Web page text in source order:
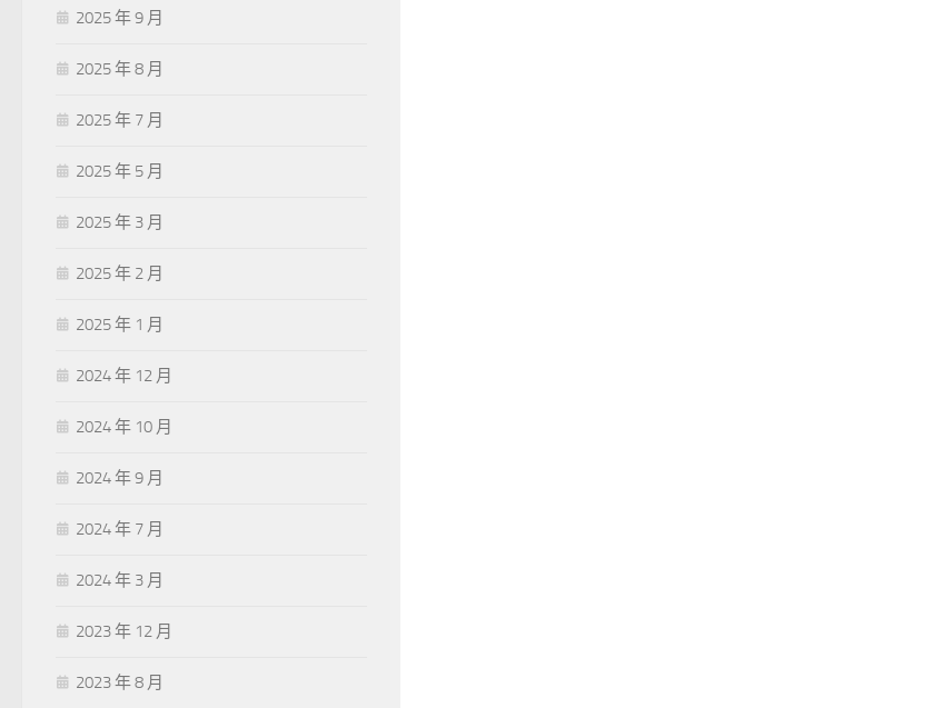
2025 年 9 月
2025 年 8 月
2025 年 7 月
2025 年 5 月
2025 年 3 月
2025 年 2 月
2025 年 1 月
2024 年 12 月
2024 年 10 月
2024 年 9 月
2024 年 7 月
2024 年 3 月
2023 年 12 月
2023 年 8 月